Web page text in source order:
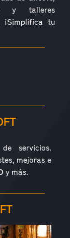
y talleres
tu
servicios.
mejoras e
y más.